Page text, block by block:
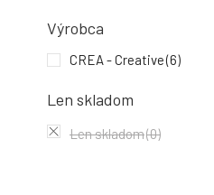
Výrobca
CREA - Creative(6)
Len skladom
Len skladom(0)